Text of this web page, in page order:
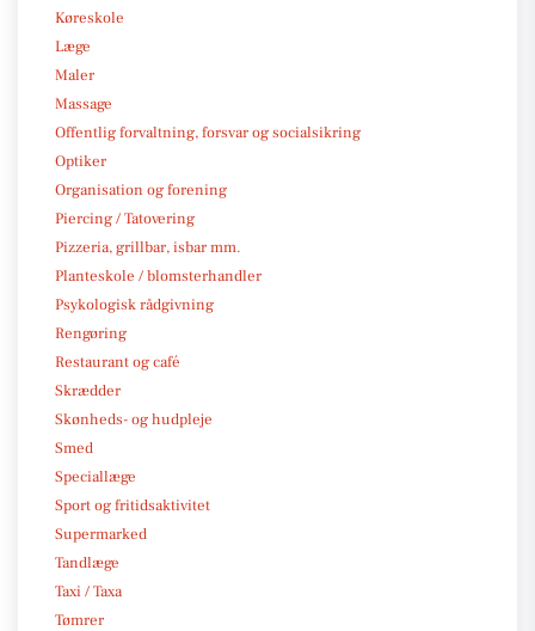
Køreskole
Læge
Maler
Massage
Offentlig forvaltning, forsvar og socialsikring
Optiker
Organisation og forening
Piercing / Tatovering
Pizzeria, grillbar, isbar mm.
Planteskole / blomsterhandler
Psykologisk rådgivning
Rengøring
Restaurant og café
Skrædder
Skønheds- og hudpleje
Smed
Speciallæge
Sport og fritidsaktivitet
Supermarked
Tandlæge
Taxi / Taxa
Tømrer